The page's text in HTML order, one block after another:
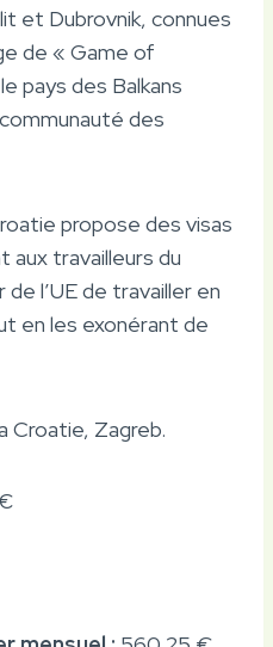
et Dubrovnik, connues
de « Game of
pays des Balkans
des
propose des visas
travailleurs du
l’UE de travailler en
en les exonérant de
Croatie, Zagreb.